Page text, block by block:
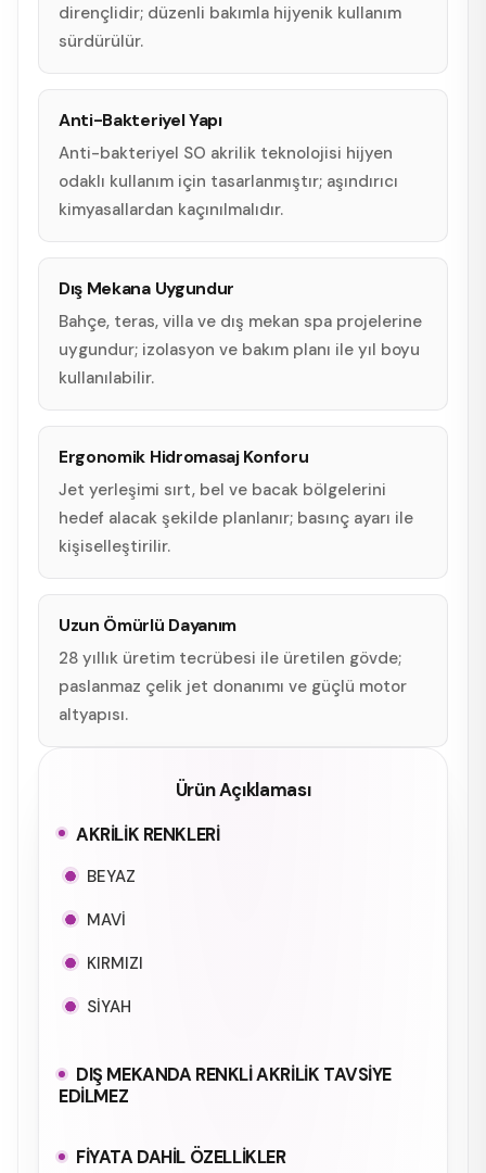
dirençlidir; düzenli bakımla hijyenik kullanım
sürdürülür.
Anti-Bakteriyel Yapı
Anti-bakteriyel SO akrilik teknolojisi hijyen
odaklı kullanım için tasarlanmıştır; aşındırıcı
kimyasallardan kaçınılmalıdır.
Dış Mekana Uygundur
Bahçe, teras, villa ve dış mekan spa projelerine
uygundur; izolasyon ve bakım planı ile yıl boyu
kullanılabilir.
Ergonomik Hidromasaj Konforu
Jet yerleşimi sırt, bel ve bacak bölgelerini
hedef alacak şekilde planlanır; basınç ayarı ile
kişiselleştirilir.
Uzun Ömürlü Dayanım
28 yıllık üretim tecrübesi ile üretilen gövde;
paslanmaz çelik jet donanımı ve güçlü motor
altyapısı.
Ürün Açıklaması
AKRİLİK RENKLERİ
BEYAZ
MAVİ
KIRMIZI
SİYAH
DIŞ MEKANDA RENKLİ AKRİLİK TAVSİYE
EDİLMEZ
FİYATA DAHİL ÖZELLİKLER